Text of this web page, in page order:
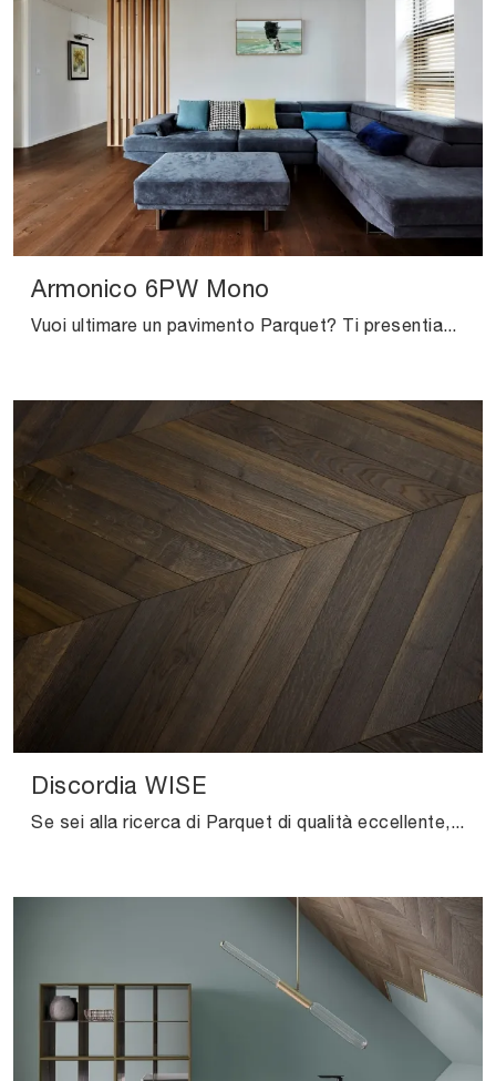
Armonico 6PW Mono
Vuoi ultimare un pavimento Parquet? Ti presentiamo le soluzioni Armonico 6PW Mono dell'azienda Salis: ottieni informazioni!
Discordia WISE
Se sei alla ricerca di Parquet di qualità eccellente, affidati al nostro punto vendita e scopri di più sul modello Discordia WISE di Salis.